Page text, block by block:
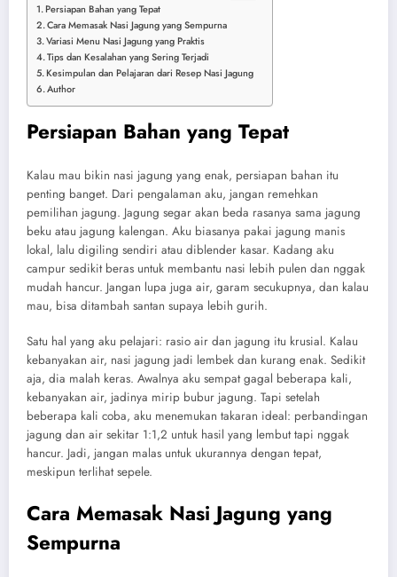
Persiapan Bahan yang Tepat
Cara Memasak Nasi Jagung yang Sempurna
Variasi Menu Nasi Jagung yang Praktis
Tips dan Kesalahan yang Sering Terjadi
Kesimpulan dan Pelajaran dari Resep Nasi Jagung
Author
Persiapan Bahan yang Tepat
Kalau mau bikin nasi jagung yang enak, persiapan bahan itu
penting banget. Dari pengalaman aku, jangan remehkan
pemilihan jagung. Jagung segar akan beda rasanya sama jagung
beku atau jagung kalengan. Aku biasanya pakai jagung manis
lokal, lalu digiling sendiri atau diblender kasar. Kadang aku
campur sedikit beras untuk membantu nasi lebih pulen dan nggak
mudah hancur. Jangan lupa juga air, garam secukupnya, dan kalau
mau, bisa ditambah santan supaya lebih gurih.
Satu hal yang aku pelajari: rasio air dan jagung itu krusial. Kalau
kebanyakan air, nasi jagung jadi lembek dan kurang enak. Sedikit
aja, dia malah keras. Awalnya aku sempat gagal beberapa kali,
kebanyakan air, jadinya mirip bubur jagung. Tapi setelah
beberapa kali coba, aku menemukan takaran ideal: perbandingan
jagung dan air sekitar 1:1,2 untuk hasil yang lembut tapi nggak
hancur. Jadi, jangan malas untuk ukurannya dengan tepat,
meskipun terlihat sepele.
Cara Memasak Nasi Jagung yang
Sempurna